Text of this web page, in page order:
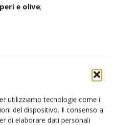
utilizziamo tecnologie come i
del dispositivo. Il consenso a
di elaborare dati personali
e olive;